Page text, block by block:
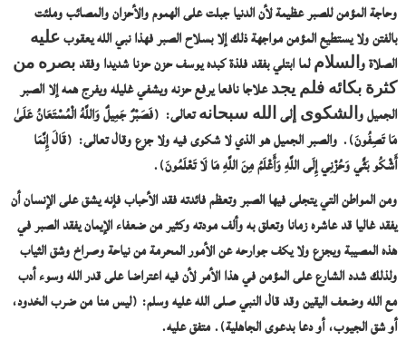
وحاجة المؤمن للصبر عظيمة لأن الدنيا جبلت على الهموم والأحزان والمصائب وملئت
بالفتن ولا يستطيع المؤمن مواجهة ذلك إلا بسلاح الصبر فهذا نبي الله يعقوب ﻋﻠﻴﻪ
الصلاة وﺍﻟﺴﻼﻡ لما ابتلي بفقد فلذة كبده يوسف حزن حزنا شديدا وفقد ﺑﺼﺮﻩ ﻣﻦ
ﻛﺜﺮﺓ ﺑﻜﺎﺋﻪ ﻓﻠﻢ ﻳﺠﺪ علاجا نافعا يرفع حزنه ويشفي غليله ويفرج همه إلا الصبر
الجميل وﺍﻟﺸﻜﻮﻯ ﺇلى ﺍﻟﻠﻪ ﺳﺒﺤﺎﻧﻪ تعالى: (فَصَبْرٌ جَمِيلٌ وَاللَّهُ الْمُسْتَعَانُ عَلَىٰ
مَا تَصِفُونَ). والصبر الجميل هو الذي لا شكوى فيه ولا جزع وقال تعالى: (قَالَ إِنَّمَا
أَشْكُو بَثِّي وَحُزْنِي إِلَى اللَّهِ وَأَعْلَمُ مِنَ اللَّهِ مَا لَا تَعْلَمُونَ).
ومن المواطن التي يتجلى فيها الصبر وتعظم فائدته فقد الأحباب فإنه يشق على الإنسان أن
يفقد غاليا قد عاشره زمانا وتعلق به وألف مودته وكثير من ضعفاء الإيمان يفقد الصبر في
هذه المصيبة ويجزع ولا يكف جوارحه عن الأمور المحرمة من نياحة وصراخ وشق الثياب
ولذلك شدد الشارع على المؤمن في هذا الأمر لأن فيه اعتراضا على قدر الله وسوء أدب
مع الله وضعف اليقين وقد قال النبي صلى الله عليه وسلم: (ليس منا من ضرب الخدود،
أو شق الجيوب، أو دعا بدعوى الجاهلية). متفق عليه.